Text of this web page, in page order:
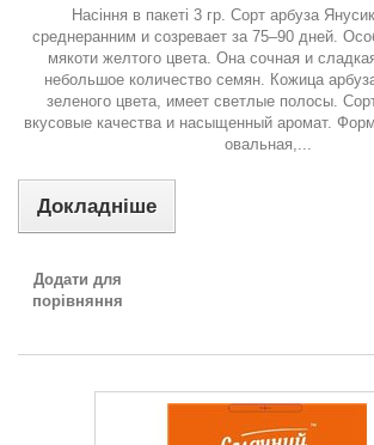
Насіння в пакеті 3 гр. Сорт арбуза
среднеранним и созревает за 75–90 дней.
мякоти желтого цвета. Она сочная и
небольшое количество семян. Кожица
зеленого цвета, имеет светлые полосы.
вкусовые качества и насыщенный аромат.
овальная,...
Докладніше
Додати для
порівняння